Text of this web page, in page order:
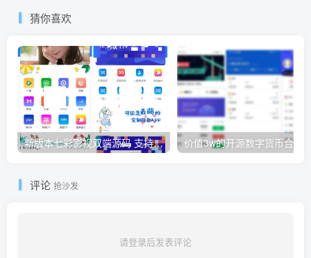
猜你喜欢
新版本七彩影视双端源码 支持PC+WAP+APP三端 对接苹果CMS后台
评论 抢沙发
请登录后发表评论